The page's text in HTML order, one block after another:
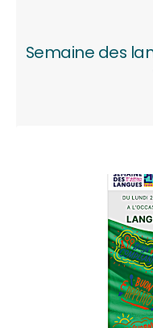
Semaine des